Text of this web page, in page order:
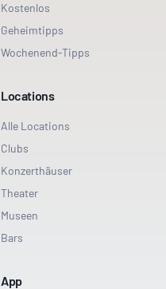
Kostenlos
Geheimtipps
Wochenend-Tipps
Locations
Alle Locations
Clubs
Konzerthäuser
Theater
Museen
Bars
App